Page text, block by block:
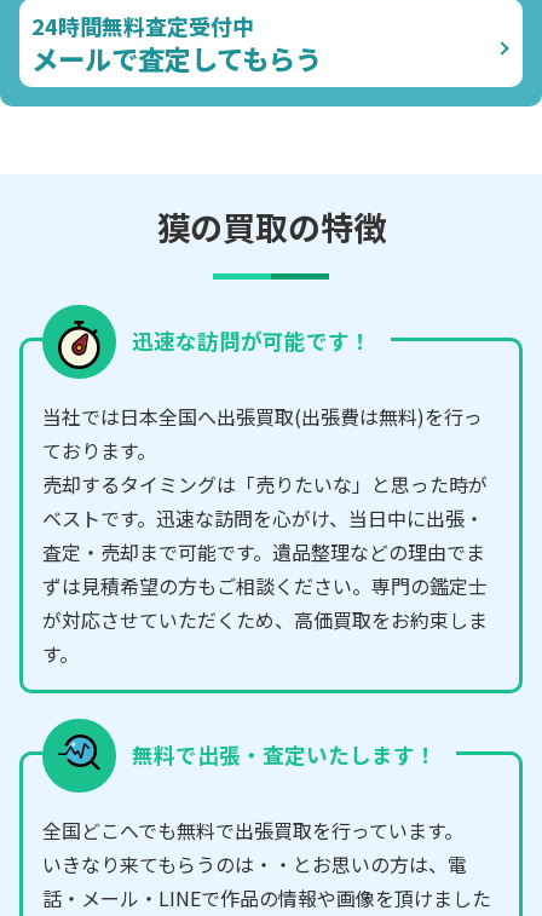
24時間無料査定受付中
メールで査定してもらう
獏の買取の特徴
迅速な訪問が可能です！
当社では日本全国へ出張買取(出張費は無料)を行っ
ております。
売却するタイミングは「売りたいな」と思った時が
ベストです。迅速な訪問を心がけ、当日中に出張・
査定・売却まで可能です。遺品整理などの理由でま
ずは見積希望の方もご相談ください。専門の鑑定士
が対応させていただくため、高価買取をお約束しま
す。
無料で出張・査定いたします！
全国どこへでも無料で出張買取を行っています。
いきなり来てもらうのは・・とお思いの方は、電
話・メール・LINEで作品の情報や画像を頂けました